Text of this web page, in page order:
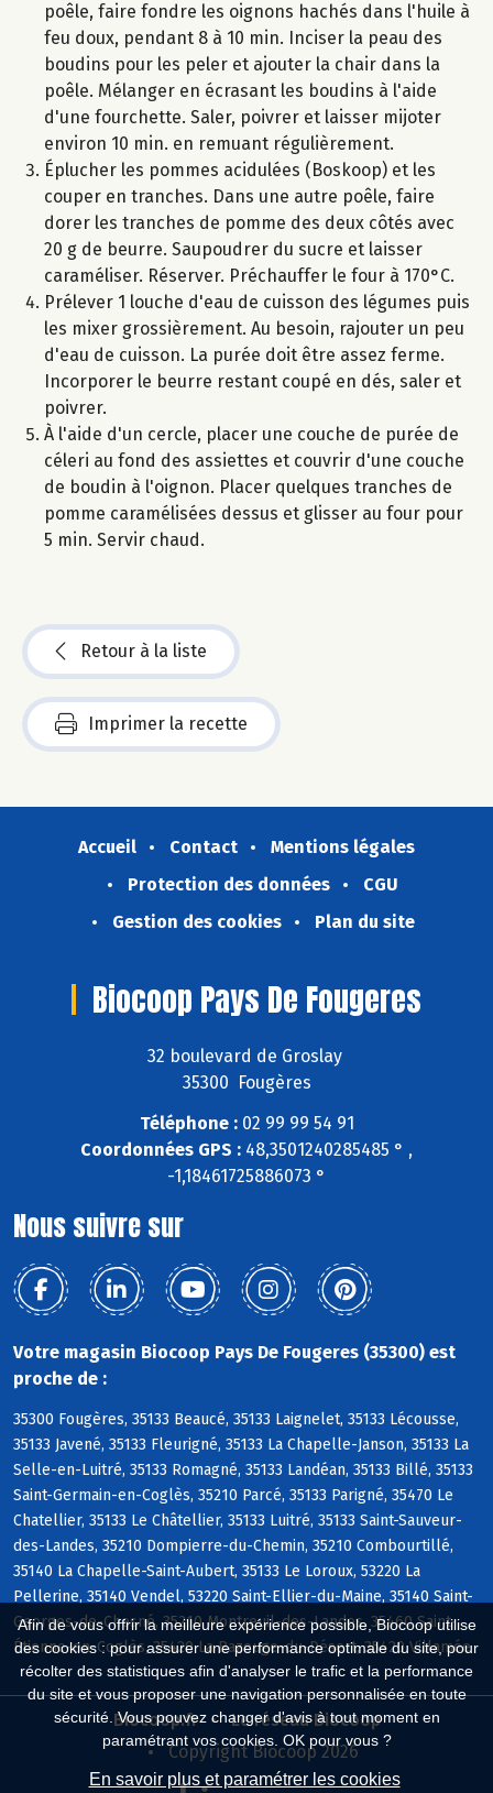
Afin de vous offrir la meilleure expérience possible, Biocoop utilise
des cookies : pour assurer une performance optimale du site, pour
récolter des statistiques afin d'analyser le trafic et la performance
du site et vous proposer une navigation personnalisée en toute
sécurité. Vous pouvez changer d'avis à tout moment en
paramétrant vos cookies. OK pour vous ?
En savoir plus et paramétrer les cookies
poêle, faire fondre les oignons hachés dans l'huile à
feu doux, pendant 8 à 10 min. Inciser la peau des
boudins pour les peler et ajouter la chair dans la
poêle. Mélanger en écrasant les boudins à l'aide
d'une fourchette. Saler, poivrer et laisser mijoter
environ 10 min. en remuant régulièrement.
Éplucher les pommes acidulées (Boskoop) et les
couper en tranches. Dans une autre poêle, faire
dorer les tranches de pomme des deux côtés avec
20 g de beurre. Saupoudrer du sucre et laisser
caraméliser. Réserver. Préchauffer le four à 170°C.
Prélever 1 louche d'eau de cuisson des légumes puis
les mixer grossièrement. Au besoin, rajouter un peu
d'eau de cuisson. La purée doit être assez ferme.
Incorporer le beurre restant coupé en dés, saler et
poivrer.
À l'aide d'un cercle, placer une couche de purée de
céleri au fond des assiettes et couvrir d'une couche
de boudin à l'oignon. Placer quelques tranches de
pomme caramélisées dessus et glisser au four pour
5 min. Servir chaud.
Retour à la liste
Imprimer la recette
Accueil Contact
Mentions légales
Protection des données
CGU
Gestion des cookies
Plan du site
Biocoop Pays De Fougeres
32 boulevard de Groslay
35300 Fougères
Téléphone :02 99 99 54 91
Coordonnées GPS : 48,3501240285485 ° ,
-1,18461725886073 °
Nous suivre sur
Votre magasin Biocoop Pays De Fougeres (35300) est
proche de :
35300 Fougères, 35133 Beaucé, 35133 Laignelet, 35133 Lécousse,
35133 Javené, 35133 Fleurigné, 35133 La Chapelle-Janson, 35133 La
Selle-en-Luitré, 35133 Romagné, 35133 Landéan, 35133 Billé, 35133
Saint-Germain-en-Coglès, 35210 Parcé, 35133 Parigné, 35470 Le
Chatellier, 35133 Le Châtellier, 35133 Luitré, 35133 Saint-Sauveur-
des-Landes, 35210 Dompierre-du-Chemin, 35210 Combourtillé,
35140 La Chapelle-Saint-Aubert, 35133 Le Loroux, 53220 La
Pellerine, 35140 Vendel, 53220 Saint-Ellier-du-Maine, 35140 Saint-
Georges-de-Chesné, 35210 Montreuil-des-Landes, 35460 Saint-
Étienne-en-Coglès, 35420 La Bazouge-du-Désert, 35420 Villamée
Biocoop.fr
Le réseau Biocoop
Copyright Biocoop 2026